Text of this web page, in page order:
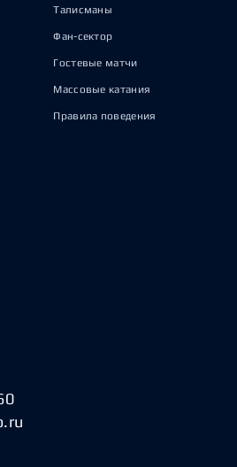
Талисманы
Фан-сектор
Гостевые матчи
Массовые катания
Правила поведения